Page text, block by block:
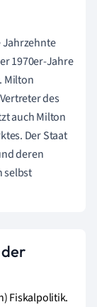
Jahrzehnte
1970er-Jahre
Milton
des
auch Milton
Der Staat
deren
selbst
Fiskalpolitik.